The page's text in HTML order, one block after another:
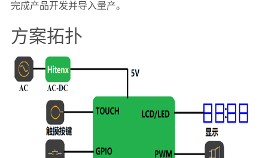
完成产品开发并导入量产。
方案拓扑